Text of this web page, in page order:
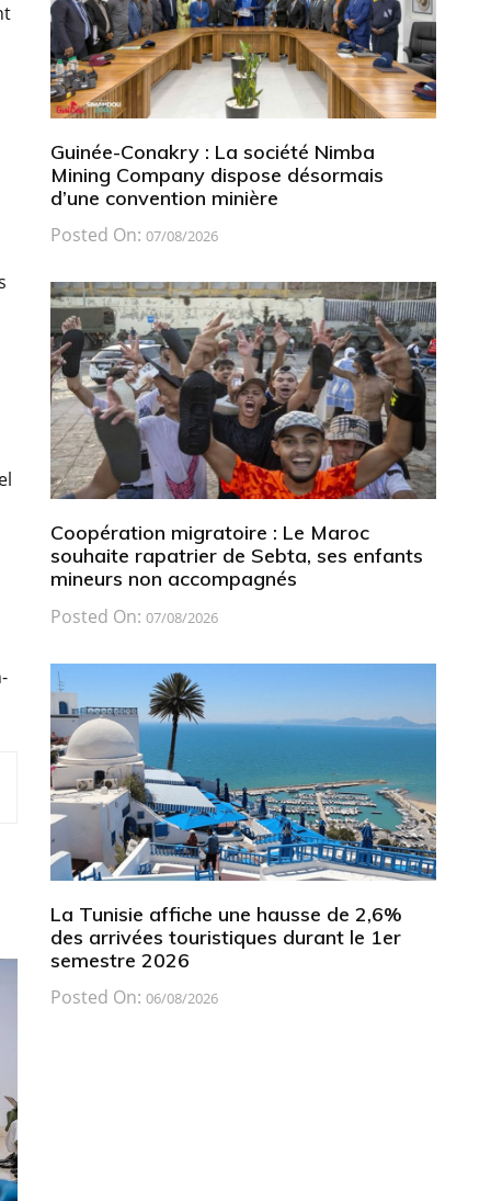
Guinée-Conakry : La société Nimba
Mining Company dispose désormais
d’une convention minière
Posted On: 07/08/2026
Coopération migratoire : Le Maroc
souhaite rapatrier de Sebta, ses enfants
mineurs non accompagnés
Posted On: 07/08/2026
La Tunisie affiche une hausse de 2,6%
des arrivées touristiques durant le 1er
semestre 2026
Posted On: 06/08/2026